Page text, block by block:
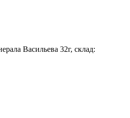
Васильева 32г, склад: